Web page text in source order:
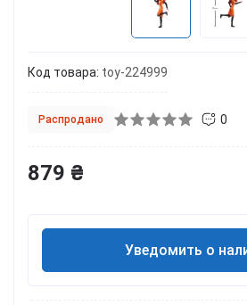
Код товара: toy-224999
Распродано 0
879 ₴
Уведомить о